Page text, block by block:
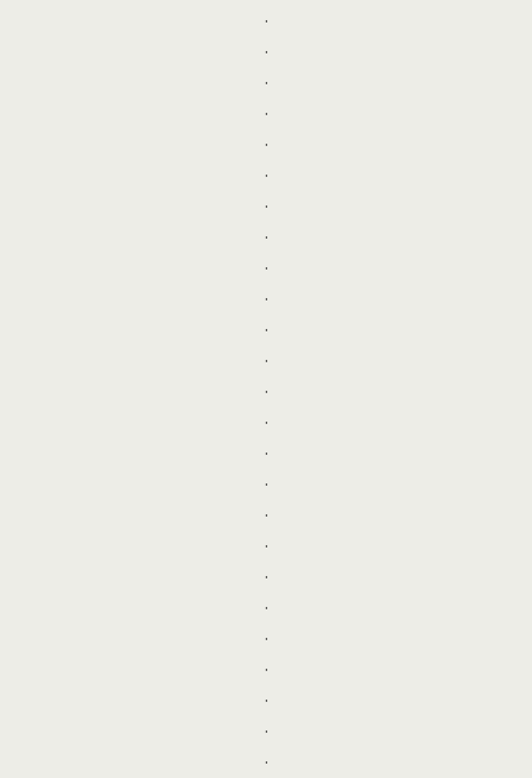
.
.
.
.
.
.
.
.
.
.
.
.
.
.
.
.
.
.
.
.
.
.
.
.
.